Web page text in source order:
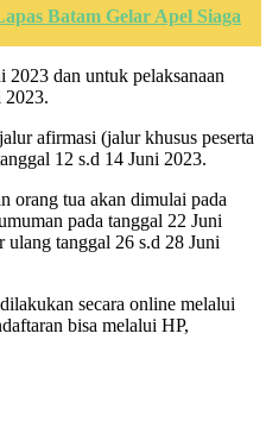
Batam Gelar Apel Siaga
2023 dan untuk pelaksanaan
2023.
afirmasi (jalur khusus peserta
12 s.d 14 Juni 2023.
orang tua akan dimulai pada
pada tanggal 22 Juni
ulang tanggal 26 s.d 28 Juni
secara online melalui
bisa melalui HP,